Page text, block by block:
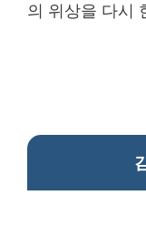
의 위상을 다시